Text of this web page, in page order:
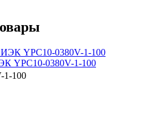
YPC10-0380V-1-100
1-100